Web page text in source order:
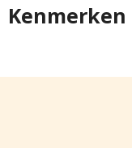
Kenmerken